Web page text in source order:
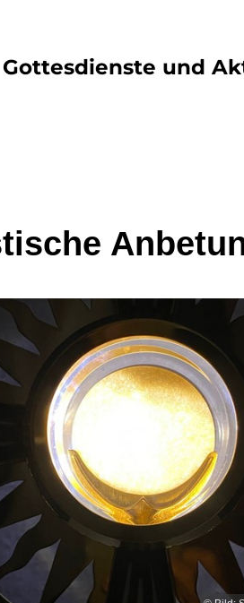
Gottesdienste und